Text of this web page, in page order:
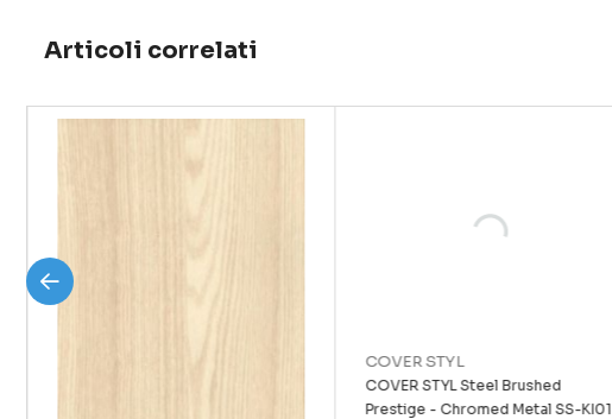
Articoli correlati
COVER STYL
COVER STYL Steel Brushed
Prestige - Chromed Metal SS-KI01